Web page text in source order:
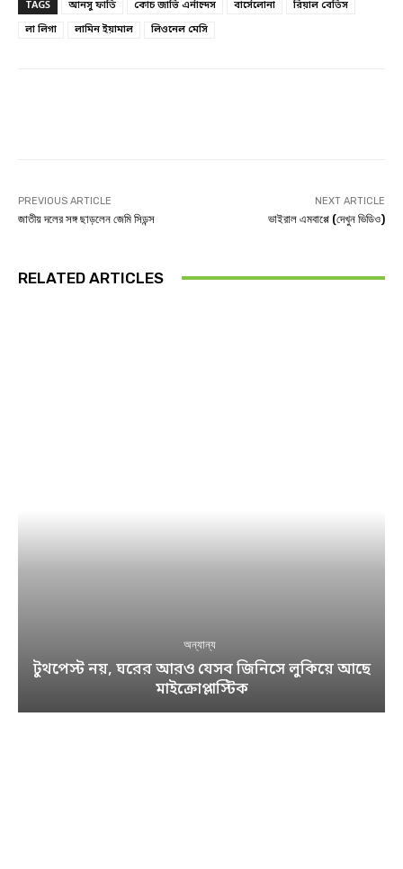
TAGS আনসু ফাতি কোচ জাভি এর্নান্দেস বার্সেলোনা
রিয়াল বেতিস
লা লিগা
লামিন ইয়ামাল লিওনেল মেসি
PREVIOUS ARTICLE
জাতীয় দলের সঙ্গ ছাড়লেন জেমি সিডন্স
NEXT ARTICLE
ভাইরাল এমবাপ্পে (দেখুন ভিডিও)
RELATED ARTICLES
অন্যান্য
টুথপেস্ট নয়, ঘরের আরও যেসব জিনিসে লুকিয়ে আছে
মাইক্রোপ্লাস্টিক